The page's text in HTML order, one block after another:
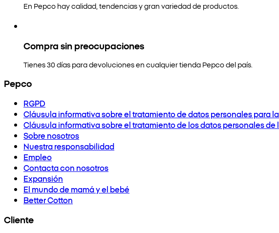
En Pepco hay calidad, tendencias y gran variedad de productos.
Compra sin preocupaciones
Tienes 30 días para devoluciones en cualquier tienda Pepco del país.
Pepco
RGPD
Cláusula informativa sobre el tratamiento de datos personales para
Cláusula informativa sobre el tratamiento de los datos personales
Sobre nosotros
Nuestra responsabilidad
Empleo
Contacta con nosotros
Expansión
El mundo de mamá y el bebé
Better Cotton
Cliente